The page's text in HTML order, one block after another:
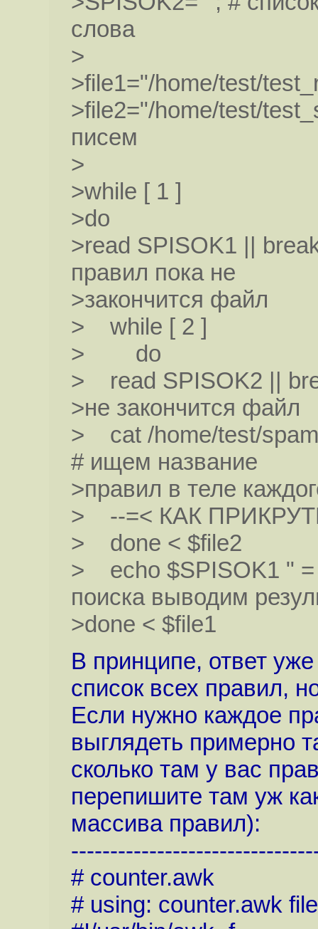
слова
>
>file1="/home/test/
>file2="/home/test/
писем
>
>while [ 1 ]
>do
>read SPISOK1 ||
правил пока не
>закончится файл
> while [ 2 ]
> do
> read SPISOK2 ||
>не закончится файл
> cat /home/test/
# ищем название
>правил в теле
> --=< КАК
> done < $file2
> echo $SPISOK1 " =
поиска выводим
>done < $file1
В принципе, ответ
список всех правил,
Если нужно каждое
выглядеть примерно
сколько там у вас
перепишите там уж
массива правил):
# counter.awk
# using: counter.awk